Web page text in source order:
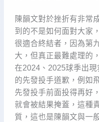
陳韻文對於挫折有非常
到的不是如何面對大家
很適合終結者，因為第
大，但真正最難處理的
在2024、2025球季出
的先發投手道歉，例如
先發投手前面投得再好
就會被結果掩蓋，這種
質，這也是陳韻文與一